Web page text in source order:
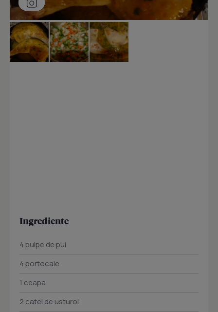
Ingrediente
4 pulpe de pui
4 portocale
1 ceapa
2 catei de usturoi